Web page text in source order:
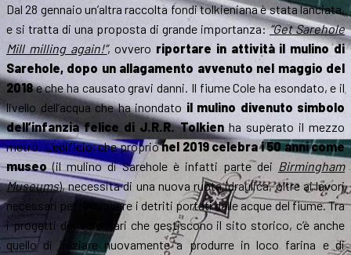
Dal 28 gennaio un’altra raccolta fondi tolkieniana è stata lanciata,
e si tratta di una proposta di grande importanza:“Get Sarehole
Mill milling again!”, ovvero riportare in attività il mulino di
Sarehole, dopo un allagamento avvenuto nel maggio del
2018e che ha causato gravi danni. Il fiume Cole ha esondato, e il
livello dell’acqua che ha inondato il mulino divenuto simbolo
dell’infanzia felice di J.R.R. Tolkienha superato il mezzo
metro. L’edificio, che proprionel 2019 celebra i 50 anni come
museo (il mulino di Sarehole è infatti parte dei Birmingham
Museums), necessita di una nuova ruota idraulica, oltre ai lavori
necessari per rimuovere i detriti portati dalle acque del fiume. Tra
i progetti dei volontari che gestiscono il sito storico, c’è anche
quello di iniziare nuovamente a produrre in loco farina e di